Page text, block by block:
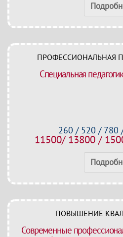
ПРОФЕССИОНАЛЬНАЯ
Специальная
260 / 520 / 780
11500/ 13800 /
ПОВЫШЕНИЕ
Современные